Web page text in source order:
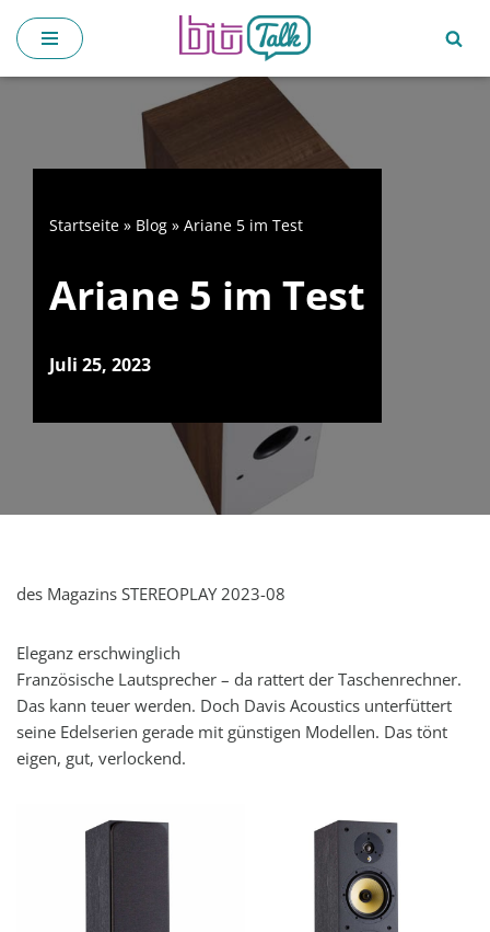
Zum
Startseite » Blog » Ariane 5 im Test
Ariane 5 im Test
Juli 25, 2023
des Magazins STEREOPLAY 2023-08
Eleganz erschwinglich
Französische Lautsprecher – da rattert der Taschenrechner.
Das kann teuer werden. Doch Davis Acoustics unterfüttert
seine Edelserien gerade mit günstigen Modellen. Das tönt
eigen, gut, verlockend.